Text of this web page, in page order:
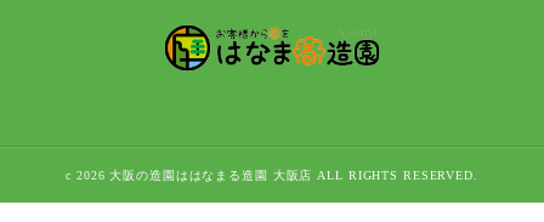
c 2026 大阪の造園ははなまる造園 大阪店 ALL RIGHTS RESERVED.